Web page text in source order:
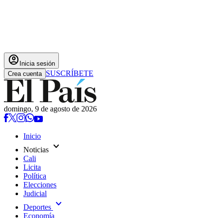
account_circle Inicia sesión
Crea cuenta SUSCRÍBETE
domingo, 9 de agosto de 2026
Inicio
Noticias expand_more
Cali
Licita
Política
Elecciones
Judicial
Deportes expand_more
Economía